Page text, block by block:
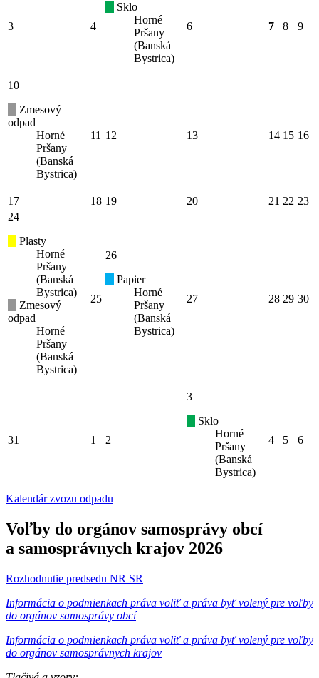
3 4
Sklo
Horné
Pršany
(Banská
Bystrica)
6 7 8 9
10
Zmesový
odpad
Horné
Pršany
(Banská
Bystrica)
11 12 13 14 15 16
17 18 19 20 21 22 23
24
Plasty
Horné
Pršany
(Banská
Bystrica)
Zmesový
odpad
Horné
Pršany
(Banská
Bystrica)
25
26
Papier
Horné
Pršany
(Banská
Bystrica)
27 28 29 30
31 1 2
3
Sklo
Horné
Pršany
(Banská
Bystrica)
4 5 6
Kalendár zvozu odpadu
Voľby do orgánov samosprávy obcí
a samosprávnych krajov 2026
Rozhodnutie predsedu NR SR
Informácia o podmienkach práva voliť a práva byť volený pre voľby
do orgánov samosprávy obcí
Informácia o podmienkach práva voliť a práva byť volený pre voľby
do orgánov samosprávnych krajov